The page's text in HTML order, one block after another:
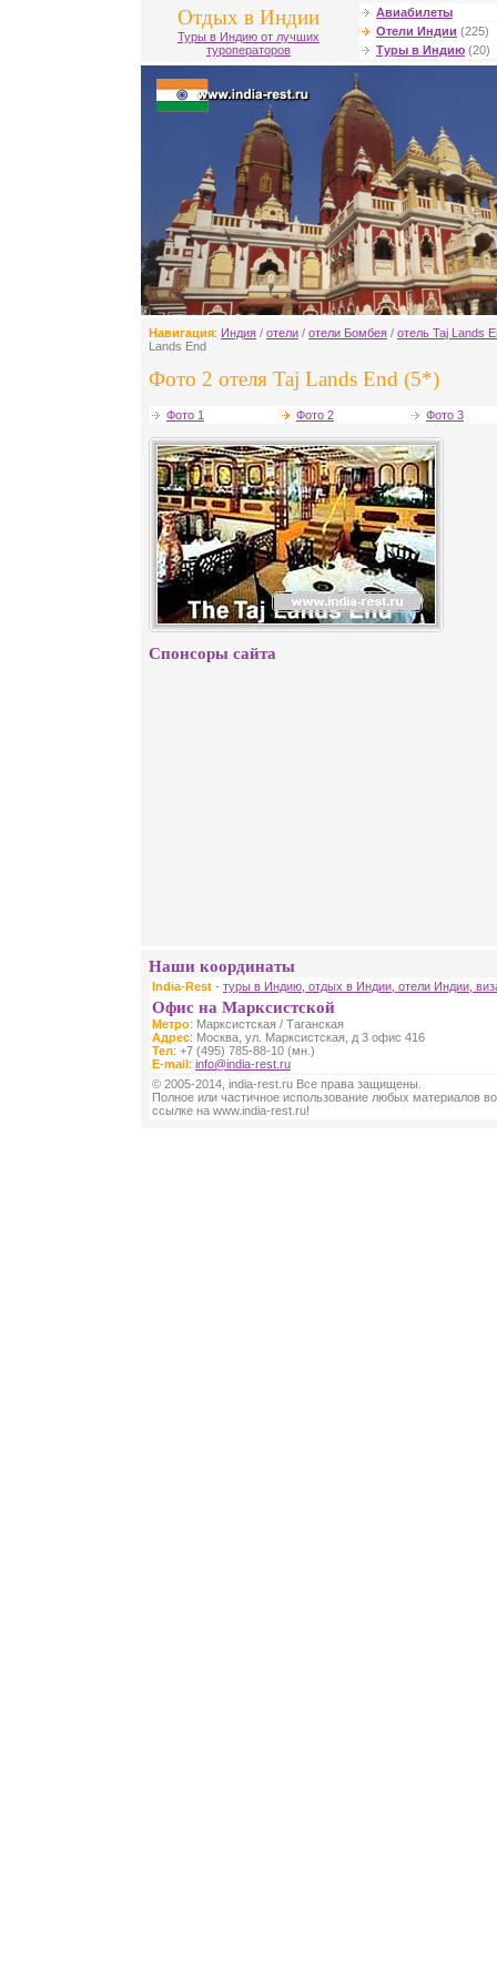
Отдых в Индии
Туры в Индию от лучших
туроператоров
Авиабилеты
Отели Индии (225)
Туры в Индию (20)
Навигация: Индия / отели / отели Бомбея / отель Taj Lands
Lands End
Фото 2 отеля Taj Lands End (5*)
Фото 1 Фото 2 Фото 3
Спонсоры сайта
Наши координаты
India-Rest - туры в Индию, отдых в Индии, отели Индии,
Офис на Марксистской
Метро: Марксистская / Таганская
Адрес: Москва, ул. Марксистская, д 3 офис 416
Тел: +7 (495) 785-88-10 (мн.)
E-mail: info@india-rest.ru
© 2005-2014, india-rest.ru Все права защищены.
Полное или частичное использование любых материалов
ссылке на www.india-rest.ru!